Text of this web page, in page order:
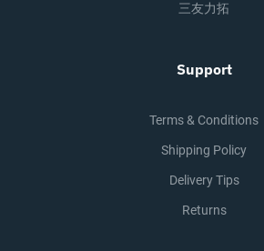
三友力拓
Support
Terms & Conditions
Shipping Policy
Delivery Tips
Returns